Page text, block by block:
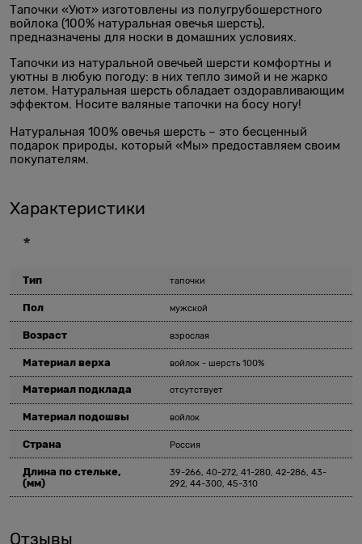
Тапочки «Уют» изготовлены из полугрубошерстного
войлока (100% натуральная овечья шерсть),
предназначены для носки в домашних условиях.
Тапочки из натуральной овечьей шерсти комфортны и
уютны в любую погоду: в них тепло зимой и не жарко
летом. Натуральная шерсть обладает оздоравливающим
эффектом. Носите валяные тапочки на босу ногу!
Натуральная 100% овечья шерсть – это бесценный
подарок природы, который «Мы» предоставляем своим
покупателям.
Характеристики
*
Тип тапочки
Пол мужской
Возраст взрослая
Материал верха войлок - шерсть 100%
Материал подклада отсутствует
Материал подошвы войлок
Страна Россия
Длина по стельке,
(мм)
39-266, 40-272, 41-280, 42-286, 43-
292, 44-300, 45-310
Отзывы